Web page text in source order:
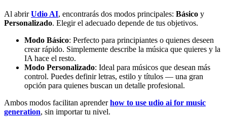
Al abrirUdio AI, encontrarás dos modos principales: Básico y
Personalizado. Elegir el adecuado depende de tus objetivos.
Modo Básico: Perfecto para principiantes o quienes deseen
crear rápido. Simplemente describe la música que quieres y la
IA hace el resto.
Modo Personalizado: Ideal para músicos que desean más
control. Puedes definir letras, estilo y títulos — una gran
opción para quienes buscan un detalle profesional.
Ambos modos facilitan aprenderhow to use udio ai for music
generation, sin importar tu nivel.